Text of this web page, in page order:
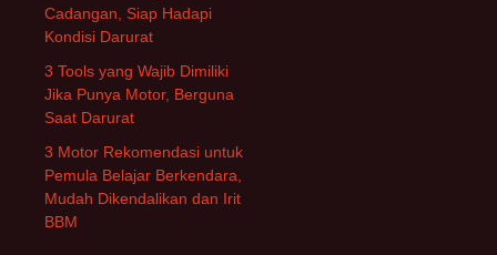
Cadangan, Siap Hadapi
Kondisi Darurat
3 Tools yang Wajib Dimiliki
Jika Punya Motor, Berguna
Saat Darurat
3 Motor Rekomendasi untuk
Pemula Belajar Berkendara,
Mudah Dikendalikan dan Irit
BBM